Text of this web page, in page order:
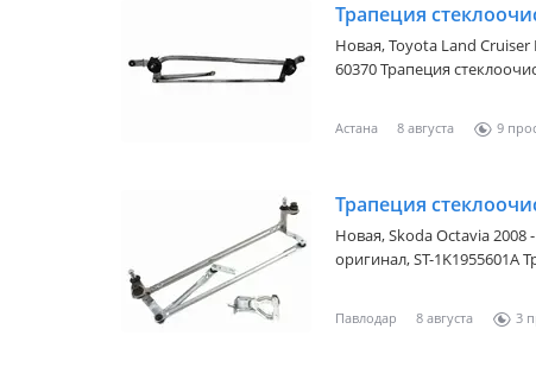
Трапеция
Новая,Toyota Land Cruiser
60370 Трапеция стеклоочистителя TOYOTA LAND CRUISER PRADO 09
Астана 8 августа 9
Новая,Skoda Octavia 2008
оригинал, ST-1K1955601A Трапеция стеклоочистителя SKODA
уточняйте у менеджера
Павлодар 8 августа 3